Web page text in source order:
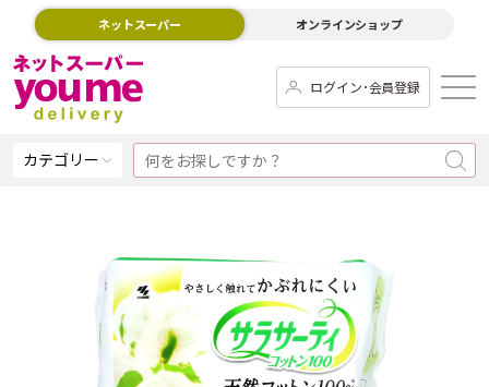
ネットスーパー オンラインショップ
ログイン･会員登録
カテゴリー